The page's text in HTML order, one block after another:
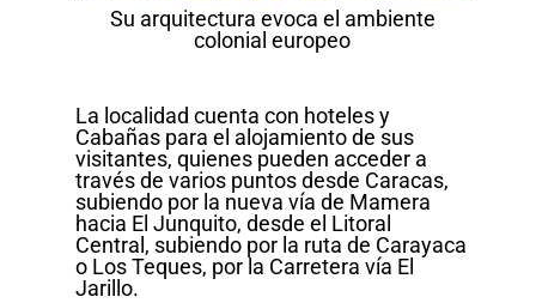
Su arquitectura evoca el ambiente
colonial europeo
La localidad cuenta con hoteles y
Cabañas para el alojamiento de sus
visitantes, quienes pueden acceder a
través de varios puntos desde Caracas,
subiendo por la nueva vía de Mamera
hacia El Junquito, desde el Litoral
Central, subiendo por la ruta de Carayaca
o Los Teques, por la Carretera vía El
Jarillo.